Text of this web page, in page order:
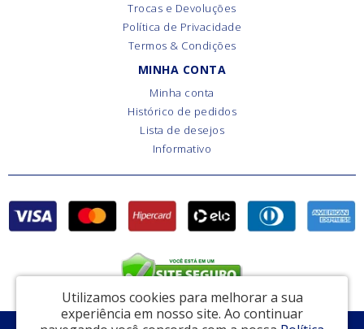
Trocas e Devoluções
Política de Privacidade
Termos & Condições
MINHA CONTA
Minha conta
Histórico de pedidos
Lista de desejos
Informativo
Utilizamos cookies para melhorar a sua
experiência em nosso site. Ao continuar